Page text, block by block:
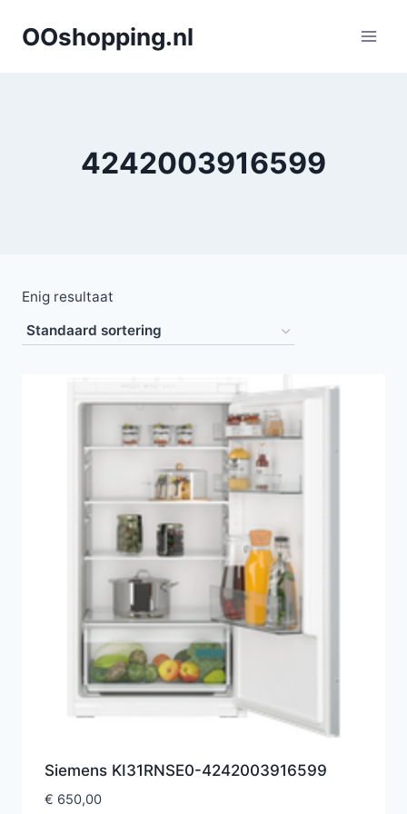
naarOOshopping.nl
4242003916599
Enig resultaat
Siemens KI31RNSE0-4242003916599
€ 650,00